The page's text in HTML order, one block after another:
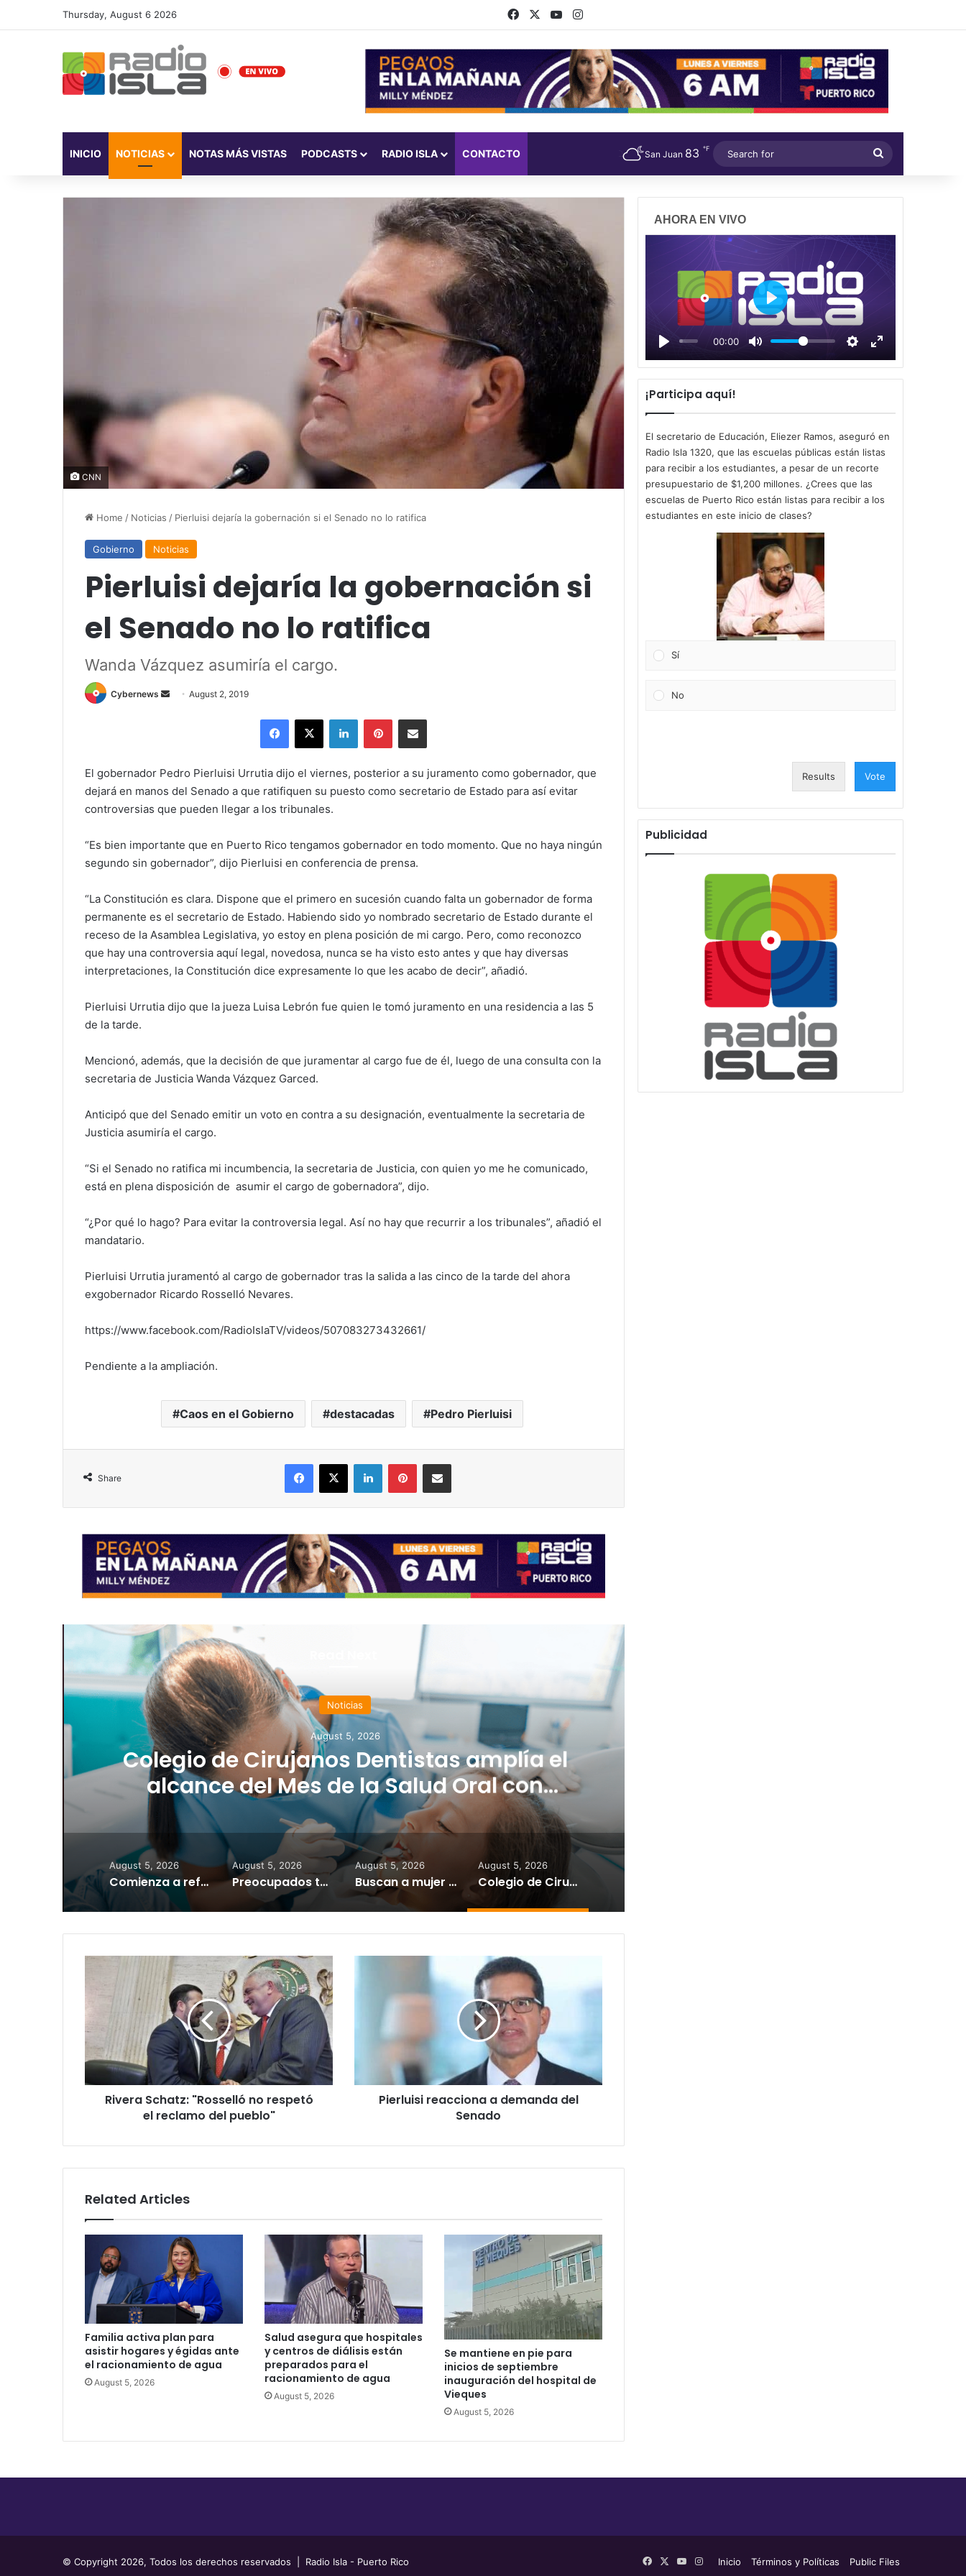
Thursday, August 6 2026 FacebookYouTubeInstagram
INICIO NOTICIAS NOTAS MÁS VISTAS PODCASTS RADIO ISLA CONTACTO San Juan 83 ℉
for
CNN
Home / Noticias / Pierluisi dejaría la gobernación si el Senado no lo ratifica
Gobierno Noticias
Pierluisi dejaría la gobernación si
el Senado no lo ratifica
Wanda Vázquez asumiría el cargo.
Cybernews
Send August 2, 2019
Facebook
X LinkedInPinterestShare via Email
El gobernador Pedro Pierluisi Urrutia dijo el viernes, posterior a su juramento como gobernador, que
dejará en manos del Senado a que ratifiquen su puesto como secretario de Estado para así evitar
controversias que pueden llegar a los tribunales.
“Es bien importante que en Puerto Rico tengamos gobernador en todo momento. Que no haya ningún
segundo sin gobernador”, dijo Pierluisi en conferencia de prensa.
“La Constitución es clara. Dispone que el primero en sucesión cuando falta un gobernador de forma
permanente es el secretario de Estado. Habiendo sido yo nombrado secretario de Estado durante el
receso de la Asamblea Legislativa, yo estoy en plena posición de mi cargo. Pero, como reconozco
que hay una controversia aquí legal, novedosa, nunca se ha visto esto antes y que hay diversas
interpretaciones, la Constitución dice expresamente lo que les acabo de decir”, añadió.
Pierluisi Urrutia dijo que la jueza Luisa Lebrón fue quien le tomó juramento en una residencia a las 5
de la tarde.
Mencionó, además, que la decisión de que juramentar al cargo fue de él, luego de una consulta con la
secretaria de Justicia Wanda Vázquez Garced.
Anticipó que del Senado emitir un voto en contra a su designación, eventualmente la secretaria de
Justicia asumiría el cargo.
“Si el Senado no ratifica mi incumbencia, la secretaria de Justicia, con quien yo me he comunicado,
está en plena disposición de asumir el cargo de gobernadora”, dijo.
“¿Por qué lo hago? Para evitar la controversia legal. Así no hay que recurrir a los tribunales”, añadió el
mandatario.
Pierluisi Urrutia juramentó al cargo de gobernador tras la salida a las cinco de la tarde del ahora
exgobernador Ricardo Rosselló Nevares.
https://www.facebook.com/RadioIslaTV/videos/507083273432661/
Pendiente a la ampliación.
Caos en el Gobierno destacadas Pedro Pierluisi
Share
Facebook
X LinkedInPinterestShare via Email
Noticias
August 5, 2026
Colegio de Cirujanos Dentistas amplía el
alcance del Mes de la Salud Oral con
iniciativas para niños, familias,
cuidadores y adultos mayores
August 5, 2026
Comienza a reflejarse el pago a los porteadores escolares
August 5, 2026
Preocupados terapistas de Educación Especial con el inicio de clases en medio de la sequía y la falta de pagos
August 5, 2026
Buscan a mujer desaparecida en Ponce
August 5, 2026
Colegio de Cirujanos Dentistas amplía el alcance del Mes de la Salud Oral con iniciativas para niños, familias, cuidadores y adultos mayores
Rivera
respetó
reclamo
del
pueblo"
Rivera Schatz: "Rosselló no respetó
el reclamo del pueblo"
Senado
Pierluisi reacciona a demanda del
Senado
Related Articles
Familia activa plan para
asistir hogares y égidas ante
el racionamiento de agua
August 5, 2026
Salud asegura que hospitales
y centros de diálisis están
preparados para el
racionamiento de agua
August 5, 2026
Se mantiene en pie para
inicios de septiembre
inauguración del hospital de
Vieques
August 5, 2026
AHORA EN VIVO
00:00
P
l
a
y
¡Participa aquí!
El secretario de Educación, Eliezer Ramos, aseguró en
Radio Isla 1320, que las escuelas públicas están listas
para recibir a los estudiantes, a pesar de un recorte
presupuestario de $1,200 millones. ¿Crees que las
escuelas de Puerto Rico están listas para recibir a los
estudiantes en este inicio de clases?
Sí
No
Results Vote
Publicidad
© Copyright 2026, Todos los derechos reservados | Radio Isla - Puerto Rico Inicio Términos y Políticas Public Files
Facebook
X YouTube
Instagram